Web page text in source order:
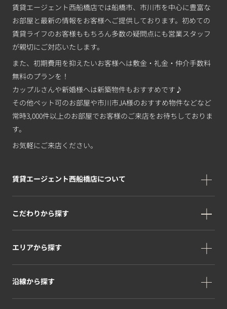
賃貸エージェント西船橋店では船橋市、市川市を中心に豊富な
お部屋と最新の情報をお客様へご提供しております。初めての
賃貸ライフのお客様ももちろん多数の疑問点にも営業スタッフ
が親切にご対応いたします。
また、初期費用を抑えたいお客様へは敷金・礼金・仲介手数料
無料のプランを！
カップルさんや新婚様へは新築物件もおすすめです♪
その他ペット可のお部屋や市川市JA様のおすすめ物件などなど
常時3,000件以上のお部屋でお客様のご来店をお待ちしておりま
す。
お気軽にご来店ください。
賃貸エージェント西船橋店について
こだわりから探す
エリアから探す
沿線から探す